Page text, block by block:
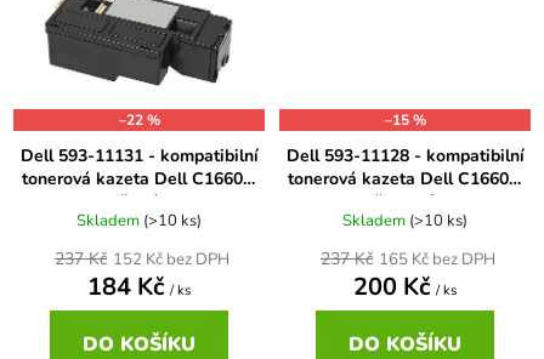
–22 %
Dell 593-11131 - kompatibilní
tonerová kazeta Dell C1660w
žlutá
Skladem (>10 ks)
152 Kč bez DPH
184 Kč / ks
237 Kč
DO KOŠÍKU
–15 %
Dell 593-11128 - kompatibilní
tonerová kazeta Dell C1660w
červená
Skladem (>10 ks)
165 Kč bez DPH
200 Kč / ks
237 Kč
DO KOŠÍKU